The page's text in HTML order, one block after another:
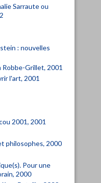
Sarraute ou
: nouvelles
Grillet, 2001
l'art, 2001
2001, 2001
philosophes, 2000
Pour une
2000